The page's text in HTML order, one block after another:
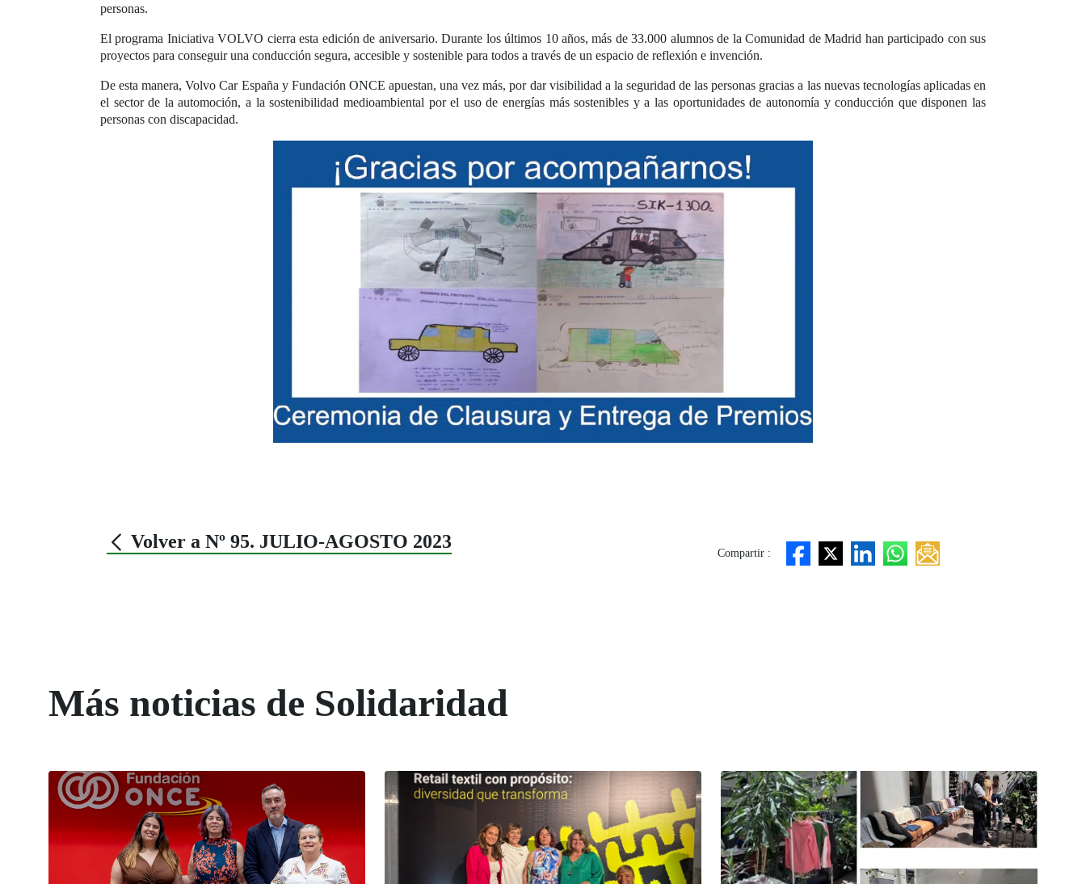
personas.
El programa Iniciativa VOLVO cierra esta edición de aniversario. Durante los últimos 10 años, más de 33.000 alumnos de la Comunidad de Madrid han participado con sus
proyectos para conseguir una conducción segura, accesible y sostenible para todos a través de un espacio de reflexión e invención.
De esta manera, Volvo Car España y Fundación ONCE apuestan, una vez más, por dar visibilidad a la seguridad de las personas gracias a las nuevas tecnologías aplicadas en
el sector de la automoción, a la sostenibilidad medioambiental por el uso de energías más sostenibles y a las oportunidades de autonomía y conducción que disponen las
personas con discapacidad.
Volver a Nº 95. JULIO-AGOSTO 2023
Compartir :
Más noticias de Solidaridad